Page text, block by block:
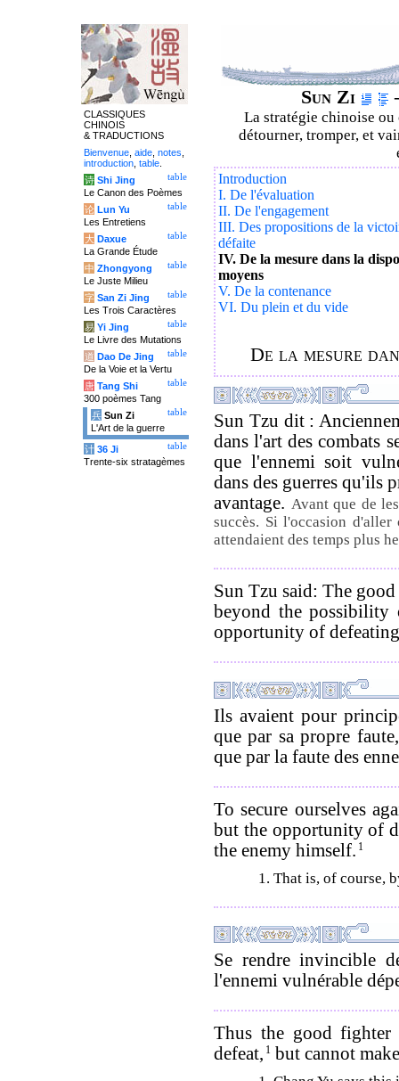
Sun Zi
La stratégie chinoise
détourner, tromper, et
Introduction
I. De l'évaluation
II. De l'engagement
III. Des propositions de la
défaite
IV. De la mesure dans la
moyens
V. De la contenance
VI. Du plein et du vide
De la mesure
Sun Tzu dit :
dans l'art des combats
que l'ennemi soit
dans des guerres qu'ils
avantage. Avant que de
succès. Si l'occasion
attendaient des temps plus
Sun Tzu said: The
beyond the possibility
opportunity of
Ils avaient pour
que par sa propre
que par la faute des
To secure ourselves
but the opportunity of
the enemy himself. 1
1. That is, of course,
Se rendre invincible
l'ennemi vulnérable
Thus the good fighter
defeat, 1 but cannot
CLASSIQUES
CHINOIS
& TRADUCTIONS
Bienvenue aide notes
introduction table
table
诗 Shi Jing
Le Canon des Poèmes
table
论 Lun Yu
Les Entretiens
table
大 Daxue
La Grande Étude
table
中 Zhongyong
Le Juste Milieu
table
字 San Zi Jing
Les Trois Caractères
table
易 Yi Jing
Le Livre des Mutations
table
道 Dao De Jing
De la Voie et la Vertu
table
唐 Tang Shi
300 poèmes Tang
table
兵 Sun Zi
L'Art de la guerre
table
计 36 Ji
Trente-six stratagèmes